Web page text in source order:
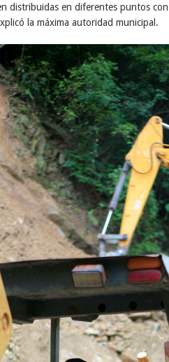
distribuidas en diferentes puntos
la máxima autoridad municipal.